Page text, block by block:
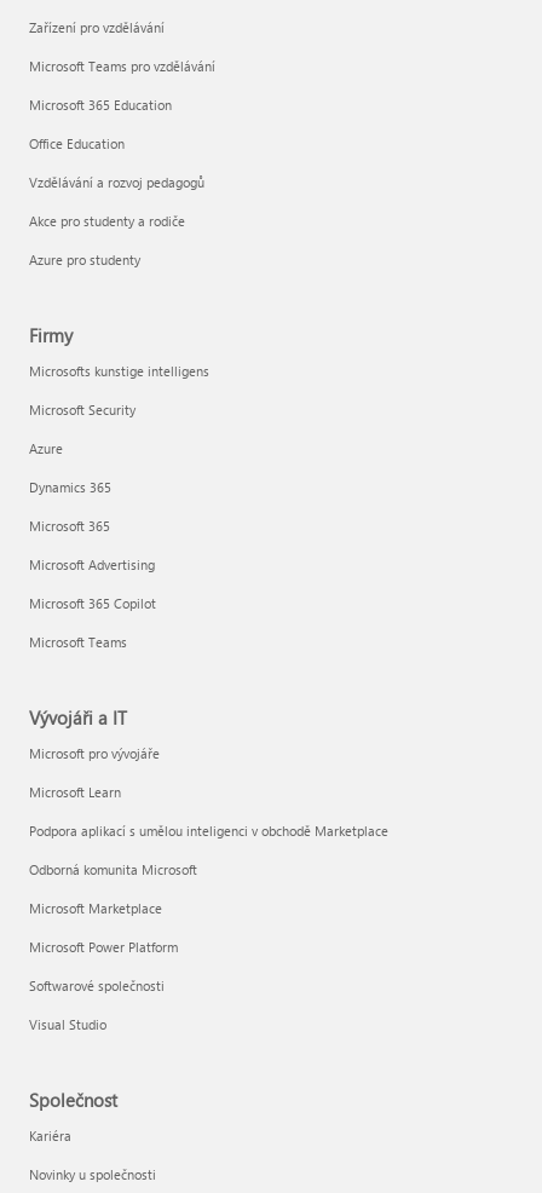
Zařízení pro vzdělávání
Microsoft Teams pro vzdělávání
Microsoft 365 Education
Office Education
Vzdělávání a rozvoj pedagogů
Akce pro studenty a rodiče
Azure pro studenty
Firmy
Microsofts kunstige intelligens
Microsoft Security
Azure
Dynamics 365
Microsoft 365
Microsoft Advertising
Microsoft 365 Copilot
Microsoft Teams
Vývojáři a IT
Microsoft pro vývojáře
Microsoft Learn
Podpora aplikací s umělou inteligenci v obchodě Marketplace
Odborná komunita Microsoft
Microsoft Marketplace
Microsoft Power Platform
Softwarové společnosti
Visual Studio
Společnost
Kariéra
Novinky u společnosti